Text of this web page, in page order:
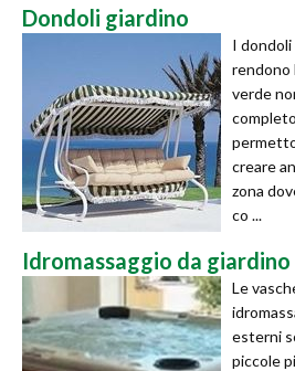
Dondoli giardino
I dondoli
rendono
verde
creare
zona
co ...
Idromassaggio da giardino
Le
esterni
piccole